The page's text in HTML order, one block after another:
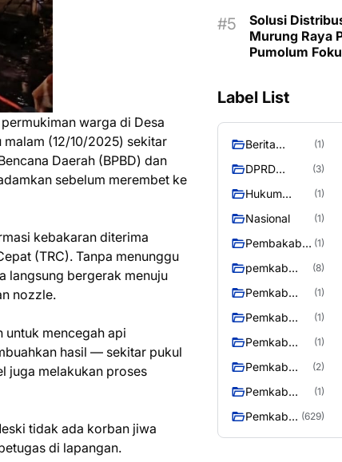
warga di Desa
malam (12/10/2025) sekitar
Daerah (BPBD) dan
sebelum merembet ke
kebakaran diterima
(TRC). Tanpa menunggu
langsung bergerak menuju
nozzle.
untuk mencegah api
hasil — sekitar pukul
juga melakukan proses
tidak ada korban jiwa
di lapangan.
Solusi
Murung Raya
Pumolum
Label List
Berita
Raya
(1)
DPRD
RAYA
(3)
Hukum
(1)
Nasional (1)
Pembakab
Raya
(1)
pemkab
(8)
Pemkab
10/2/2025
(1)
Pemkab
12/2/2025
(1)
Pemkab
14/2/2025
(1)
Pemkab
27/2/2025
(2)
Pemkab
Muring Raya
(1)
Pemkab
(629)